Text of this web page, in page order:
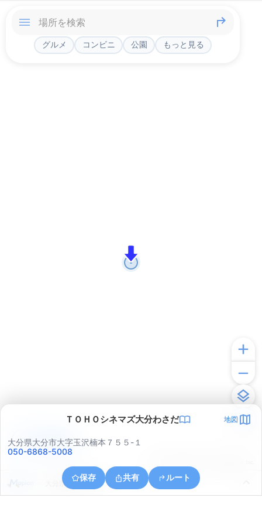
グルメ コンビニ 公園 もっと見る
ＴＯＨＯシネマズ大分わさだ 地図
大分県大分市大字玉沢楠本７５５-１
050-6868-5008
保存 共有 ルート
大分県大分市岡川
アプリで見る